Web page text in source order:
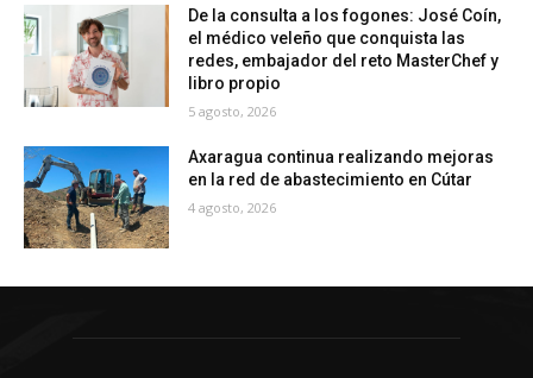
De la consulta a los fogones: José Coín,
el médico veleño que conquista las
redes, embajador del reto MasterChef y
libro propio
5 agosto, 2026
Axaragua continua realizando mejoras
en la red de abastecimiento en Cútar
4 agosto, 2026